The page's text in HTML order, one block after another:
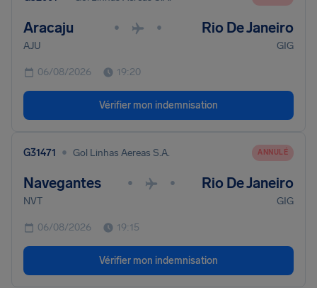
Aracaju • • Rio De Janeiro
AJU GIG
06/08/2026 19:20
Vérifier mon indemnisation
G31471 • Gol Linhas Aereas S.A. ANNULÉ
Navegantes • • Rio De Janeiro
NVT GIG
06/08/2026 19:15
Vérifier mon indemnisation